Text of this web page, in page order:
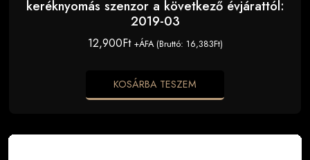
keréknyomás szenzor a következő évjárattól:
2019-03
12,900Ft +ÁFA (Bruttó: 16,383Ft)
KOSÁRBA TESZEM